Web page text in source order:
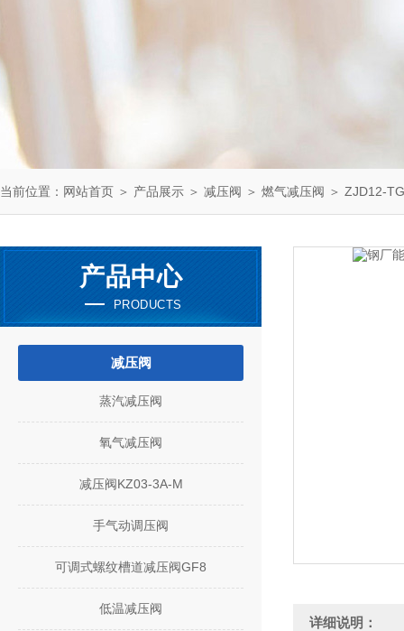
当前位置： 网站首页 ＞ 产品展示 ＞ 减压阀 ＞ 燃气减压阀 ＞ ZJD12-
产品中心
PRODUCTS
减压阀
蒸汽减压阀
氧气减压阀
减压阀KZ03-3A-M
手气动调压阀
可调式螺纹槽道减压阀GF8
低温减压阀
详细说明：